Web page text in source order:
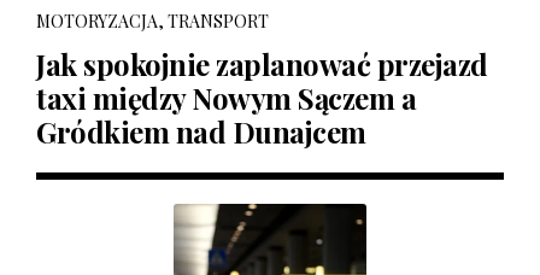
MOTORYZACJA, TRANSPORT
Jak spokojnie zaplanować przejazd
taxi między Nowym Sączem a
Gródkiem nad Dunajcem